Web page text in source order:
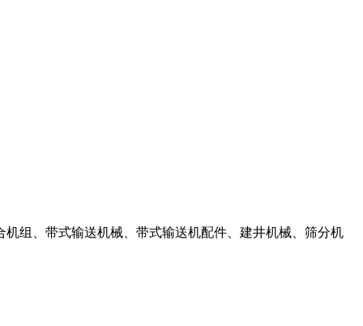
组、带式输送机械、带式输送机配件、建井机械、筛分机